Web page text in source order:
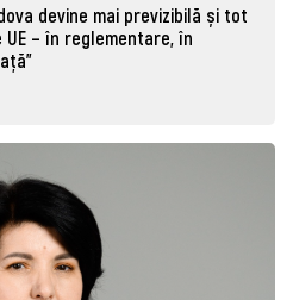
devine mai previzibilă și tot
– în reglementare, în